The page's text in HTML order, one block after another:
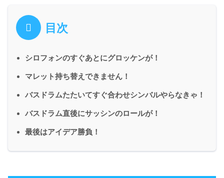
目次
シロフォンのすぐあとにグロッケンが！
マレット持ち替えできません！
バスドラムたたいてすぐ合わせシンバルやらなきゃ！
バスドラム直後にサッシンのロールが！
最後はアイデア勝負！